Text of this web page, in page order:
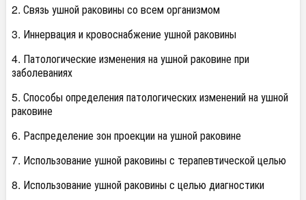
2. Связь ушной раковины со всем организмом
3. Иннервация и кровоснабжение ушной раковины
4. Патологические изменения на ушной раковине при
заболеваниях
5. Способы определения патологических изменений на ушной
раковине
6. Распределение зон проекции на ушной раковине
7. Использование ушной раковины с терапевтической целью
8. Использование ушной раковины с целью диагностики